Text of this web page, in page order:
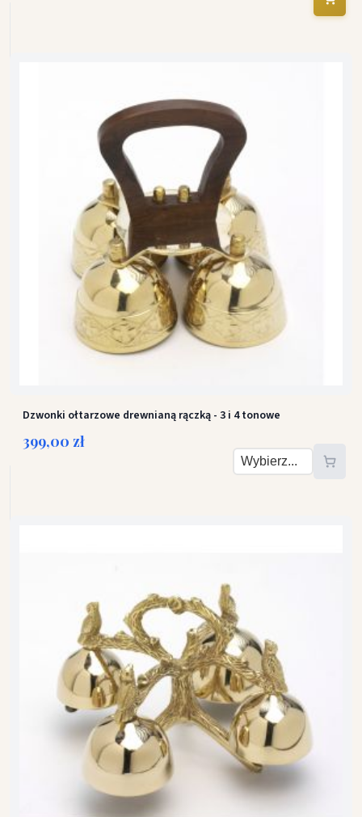
Dzwonki ołtarzowe drewnianą rączką - 3 i 4 tonowe
399,00 zł